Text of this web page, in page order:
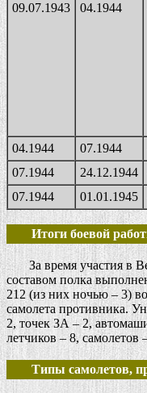
09.07.1943 04.1944
04.1944 07.1944
07.1944
24.12.1944
07.1944
01.01.1945
Итоги боевой
За время участия в
составом полка
212 (из них ночью – 3)
самолета противника.
2, точек ЗА – 2,
летчиков – 8, самолетов
Типы самолетов,